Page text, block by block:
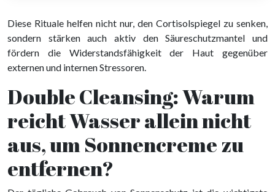
Diese Rituale helfen nicht nur, den Cortisolspiegel zu senken,
sondern stärken auch aktiv den Säureschutzmantel und
fördern die Widerstandsfähigkeit der Haut gegenüber
externen und internen Stressoren.
Double Cleansing: Warum
reicht Wasser allein nicht
aus, um Sonnencreme zu
entfernen?